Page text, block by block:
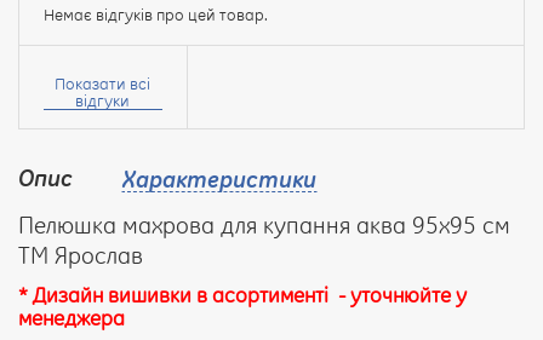
Опис
Характеристики
Пелюшка махрова для купання аква 95х95 см
ТМ Ярослав
* Дизайн вишивки в асортименті - уточнюйте у
менеджера
Немає відгуків про цей товар.
Ваше
Ваш
Показати всі
відгуки